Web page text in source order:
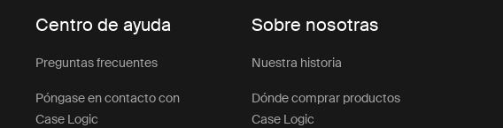
Centro de ayuda
Preguntas frecuentes
Póngase en contacto con
Case Logic
Sobre nosotras
Nuestra historia
Dónde comprar productos
Case Logic